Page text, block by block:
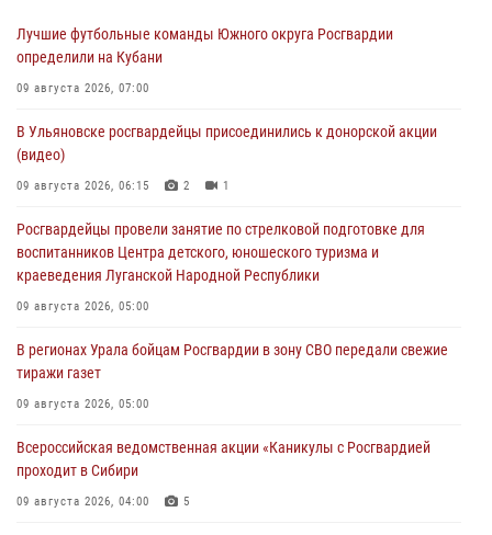
Лучшие футбольные команды Южного округа Росгвардии
определили на Кубани
09 августа 2026, 07:00
В Ульяновске росгвардейцы присоединились к донорской акции
(видео)
09 августа 2026, 06:15 2 1
Росгвардейцы провели занятие по стрелковой подготовке для
воспитанников Центра детского, юношеского туризма и
краеведения Луганской Народной Республики
09 августа 2026, 05:00
В регионах Урала бойцам Росгвардии в зону СВО передали свежие
тиражи газет
09 августа 2026, 05:00
Всероссийская ведомственная акции «Каникулы с Росгвардией
проходит в Сибири
09 августа 2026, 04:00 5